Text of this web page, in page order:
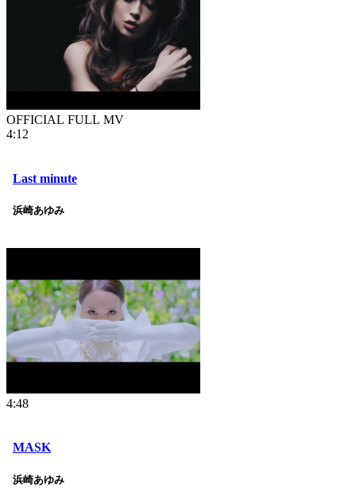
OFFICIAL FULL MV
4:12
Last minute
浜崎あゆみ
4:48
MASK
浜崎あゆみ